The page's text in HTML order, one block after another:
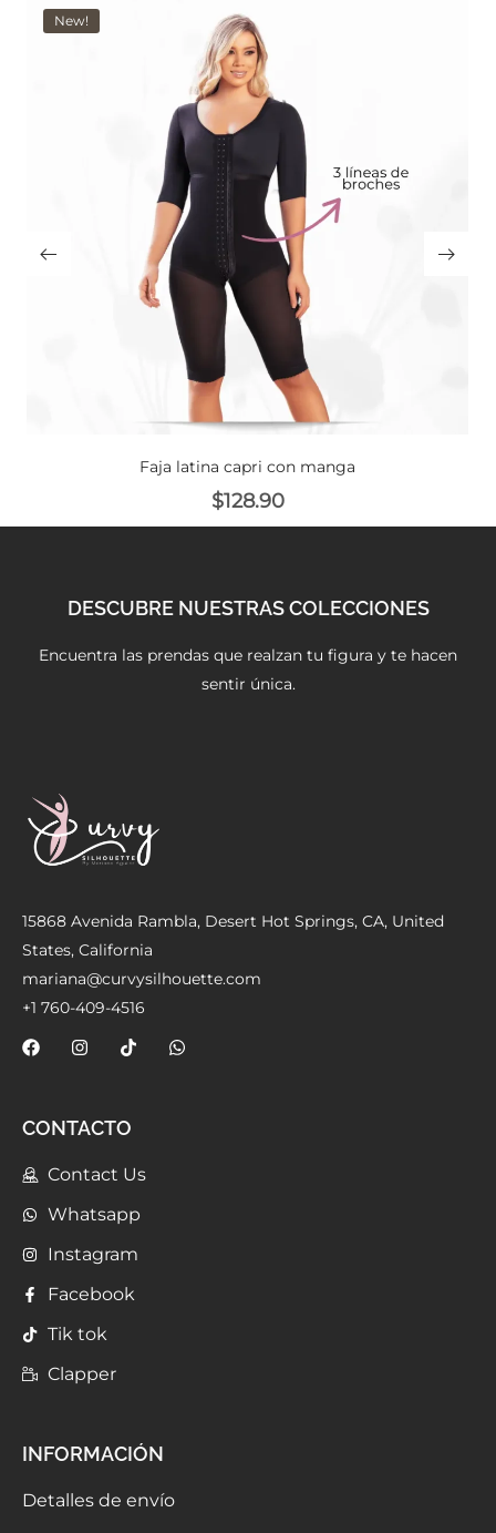
New!
Faja latina capri con manga
$128.90
DESCUBRE NUESTRAS COLECCIONES
Encuentra las prendas que realzan tu figura y te hacen
sentir única.
15868 Avenida Rambla, Desert Hot Springs, CA, United
States, California
mariana@curvysilhouette.com
+1 760-409-4516
CONTACTO
Contact Us
Whatsapp
Instagram
Facebook
Tik tok
Clapper
INFORMACIÓN
Detalles de envío